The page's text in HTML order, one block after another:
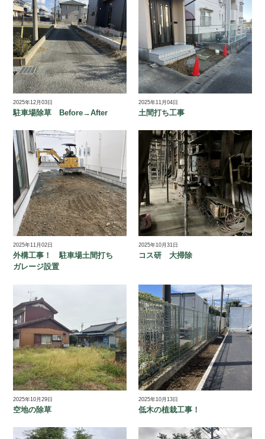
2025年12月03日
駐車場除草 Before→After
2025年11月04日
土間打ち工事
2025年11月02日
外構工事！ 駐車場土間打ち
ガレージ設置
2025年10月31日
コス研 大掃除
2025年10月29日
空地の除草
2025年10月13日
低木の植栽工事！